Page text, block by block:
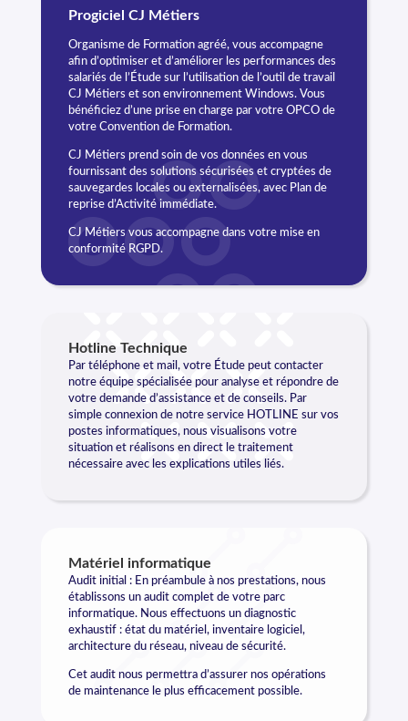
Progiciel CJ Métiers
Organisme de Formation agréé, vous accompagne
afin d’optimiser et d’améliorer les performances des
salariés de l’Étude sur l’utilisation de l’outil de travail
CJ Métiers et son environnement Windows. Vous
bénéficiez d’une prise en charge par votre OPCO de
votre Convention de Formation.​
CJ Métiers prend soin de vos données en vous
fournissant des solutions sécurisées et cryptées de
sauvegardes locales ou externalisées, avec Plan de
reprise d’Activité immédiate.​
CJ Métiers vous accompagne dans votre mise en
conformité RGPD.
Hotline Technique
Par téléphone et mail, votre Étude peut contacter
notre équipe spécialisée pour analyse et répondre de
votre demande d’assistance et de conseils. Par
simple connexion de notre service HOTLINE sur vos
postes informatiques, nous visualisons votre
situation et réalisons en direct le traitement
nécessaire avec les explications utiles liés.
Matériel informatique
Audit initial : En préambule à nos prestations, nous
établissons un audit complet de votre parc
informatique. Nous effectuons un diagnostic
exhaustif : état du matériel, inventaire logiciel,
architecture du réseau, niveau de sécurité.
Cet audit nous permettra d’assurer nos opérations
de maintenance le plus efficacement possible.